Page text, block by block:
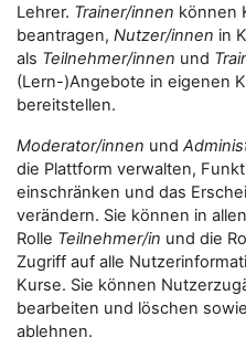
Lehrer. Trainer/innen können
beantragen, Nutzer/innen in
als Teilnehmer/innen und
(Lern-)Angebote in eigenen
bereitstellen.
Moderator/innen und
die Plattform verwalten,
einschränken und das
verändern. Sie können in
Rolle Teilnehmer/in und die
Zugriff auf alle
Kurse. Sie können
bearbeiten und löschen
ablehnen.